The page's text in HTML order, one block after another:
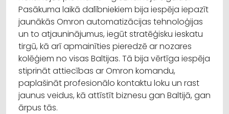
Pasākuma laikā dalībniekiem bija iespēja iepazīt
jaunākās Omron automatizācijas tehnoloģijas
un to atjauninājumus, iegūt stratēģisku ieskatu
tirgū, kā arī apmainīties pieredzē ar nozares
kolēģiem no visas Baltijas. Tā bija vērtīga iespēja
stiprināt attiecības ar Omron komandu,
paplašināt profesionālo kontaktu loku un rast
jaunus veidus, kā attīstīt biznesu gan Baltijā, gan
ārpus tās.